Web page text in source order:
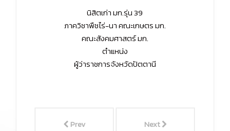
นิสิตเก่า มก.รุ่น 39
ภาควิชาพืชไร่-นา คณะเกษตร มก.
คณะสังคมศาสตร์ มก.
ตำแหน่ง
ผู้ว่าราชการจังหวัดปัตตานี
Prev Next